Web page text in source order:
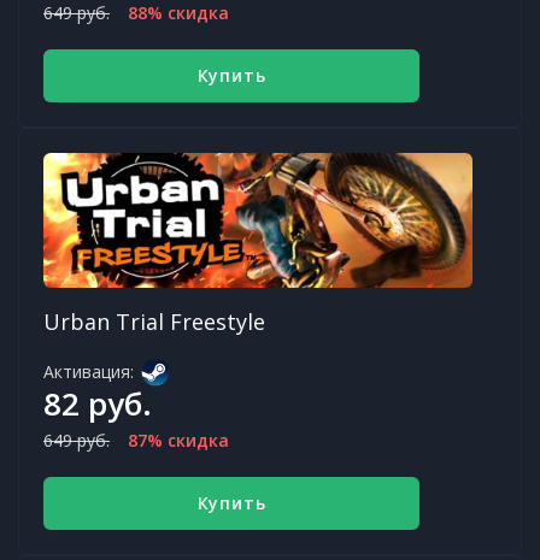
649 руб. 88% скидка
Купить
Urban Trial Freestyle
Активация:
82 руб.
649 руб. 87% скидка
Купить